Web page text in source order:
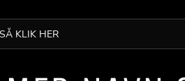
SÅ KLIK HER